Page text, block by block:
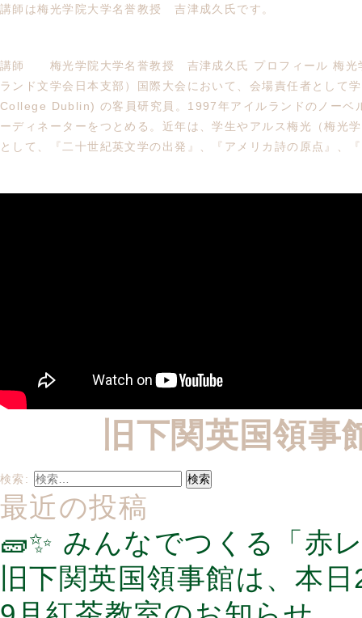
講師は梅光学院大学名誉教授 吉津成久氏です。
講師 梅光学院大学名誉教授 吉津成久氏 プロフィール 梅光
ランド文学会日本支部）国際大会において、会場責任者とし
College Dublin) の客員研究員。1997年アイルランドのノーベ
ーディネーターをつとめる。近年は、学生やアルス梅光（梅光
として、『二十世紀英文学の出発』、『アメリカ詩の原点』、
旧下関英国領
検索:
最近の投稿
🧱✨ みんなでつくる「赤
旧下関英国領事館は、本